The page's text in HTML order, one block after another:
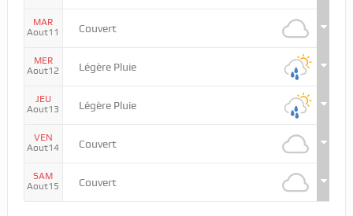
MAR
Aout11
Couvert
MER
Aout12
Légère Pluie
JEU
Aout13
Légère Pluie
VEN
Aout14
Couvert
SAM
Aout15
Couvert